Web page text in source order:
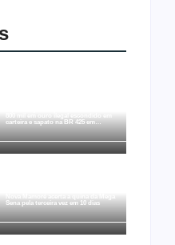
carteira e sapato na BR 425 em…
Sena pela terceira vez em 10 dias